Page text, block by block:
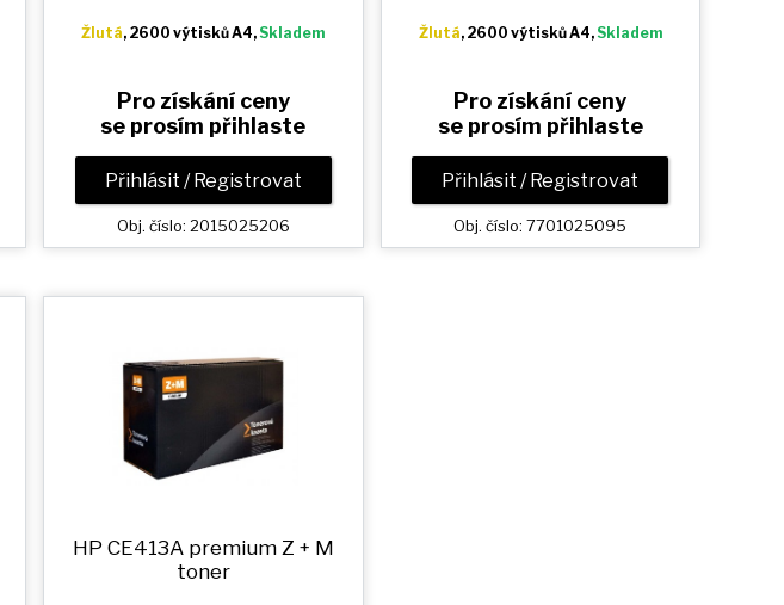
Žlutá, 2600 výtisků A4,Skladem
Pro získání ceny
se prosím přihlaste
Přihlásit / Registrovat
Obj. číslo: 2015025206
Žlutá, 2600 výtisků A4,Skladem
Pro získání ceny
se prosím přihlaste
Přihlásit / Registrovat
Obj. číslo: 7701025095
HP CE413A premium Z + M
toner